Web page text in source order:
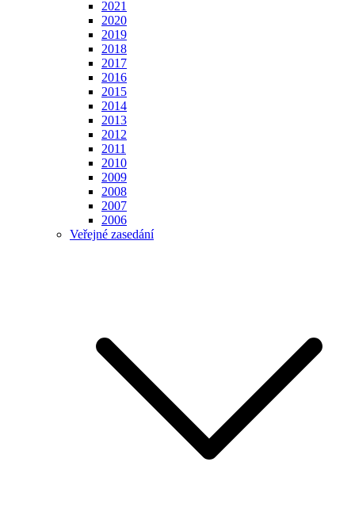
2021
2020
2019
2018
2017
2016
2015
2014
2013
2012
2011
2010
2009
2008
2007
2006
Veřejné zasedání